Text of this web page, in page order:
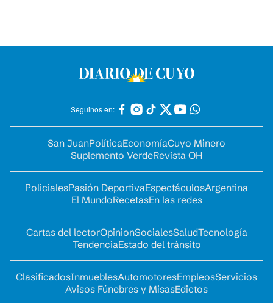
Seguinos en:
San JuanPolíticaEconomíaCuyo Minero
Suplemento VerdeRevista OH
PolicialesPasión DeportivaEspectáculosArgentina
El MundoRecetasEn las redes
Cartas del lectorOpinionSocialesSaludTecnología
TendenciaEstado del tránsito
ClasificadosInmueblesAutomotoresEmpleosServicios
Avisos Fúnebres y MisasEdictos